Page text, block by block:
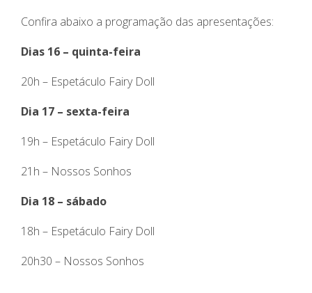
Confira abaixo a programação das apresentações:
Dias 16 – quinta-feira
20h – Espetáculo Fairy Doll
Dia 17 – sexta-feira
19h – Espetáculo Fairy Doll
21h – Nossos Sonhos
Dia 18 – sábado
18h – Espetáculo Fairy Doll
20h30 – Nossos Sonhos